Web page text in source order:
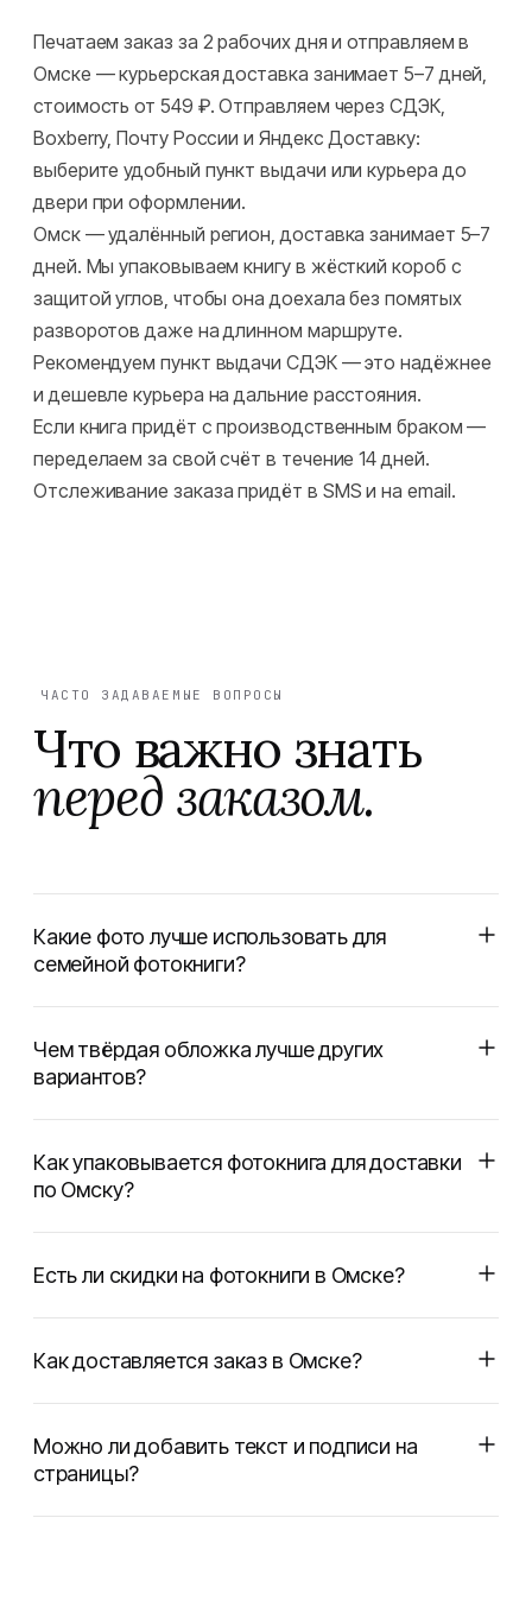
Печатаем заказ за 2 рабочих дня и отправляем в
Омске — курьерская доставка занимает 5–7 дней,
стоимость от 549 ₽. Отправляем через СДЭК,
Boxberry, Почту России и Яндекс Доставку:
выберите удобный пункт выдачи или курьера до
двери при оформлении.
Омск — удалённый регион, доставка занимает 5–7
дней. Мы упаковываем книгу в жёсткий короб с
защитой углов, чтобы она доехала без помятых
разворотов даже на длинном маршруте.
Рекомендуем пункт выдачи СДЭК — это надёжнее
и дешевле курьера на дальние расстояния.
Если книга придёт с производственным браком —
переделаем за свой счёт в течение 14 дней.
Отслеживание заказа придёт в SMS и на email.
ЧАСТО ЗАДАВАЕМЫЕ ВОПРОСЫ
Что важно знать
перед заказом.
Какие фото лучше использовать для
семейной фотокниги?
Чем твёрдая обложка лучше других
вариантов?
Как упаковывается фотокнига для доставки
по Омску?
Есть ли скидки на фотокниги в Омске?
Как доставляется заказ в Омске?
Можно ли добавить текст и подписи на
страницы?